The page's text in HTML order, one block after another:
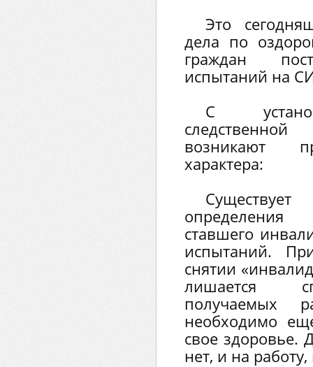
Это
дела по
граждан
испытаний на
С
возникают
характера:
определения
ставшего
испытаний.
снятии
лишается
получаемых
необходимо
свое здоровье.
нет, и на